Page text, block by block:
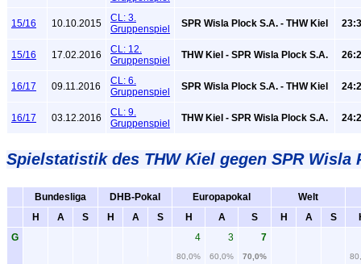
15/16 10.10.2015
CL: 3.
Gruppenspiel
SPR Wisla Plock S.A. - THW Kiel
15/16 17.02.2016
CL: 12.
Gruppenspiel
THW Kiel - SPR Wisla Plock S.A.
16/17 09.11.2016
CL: 6.
Gruppenspiel
SPR Wisla Plock S.A. - THW Kiel
16/17 03.12.2016
CL: 9.
Gruppenspiel
THW Kiel - SPR Wisla Plock S.A.
Spielstatistikdes THW Kiel gegen SPR Wisla
Bundesliga DHB-Pokal Europapokal
Welt
H
A S H A S H A S H A S
G
4
80,0%
3
60,0%
7
70,0%